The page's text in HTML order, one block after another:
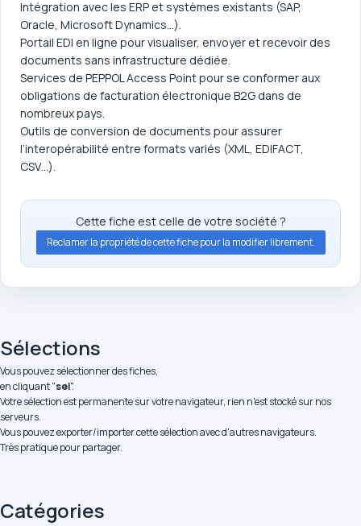
Intégration avec les ERP et systèmes existants (SAP,
Oracle, Microsoft Dynamics…).
Portail EDI en ligne pour visualiser, envoyer et recevoir des
documents sans infrastructure dédiée.
Services de PEPPOL Access Point pour se conformer aux
obligations de facturation électronique B2G dans de
nombreux pays.
Outils de conversion de documents pour assurer
l’interopérabilité entre formats variés (XML, EDIFACT,
CSV…).
Cette fiche est celle de votre société ?
Reclamer la propriété de cette fiche pour la modifier librement.
Sélections
Vous pouvez sélectionner des fiches,
en cliquant "sel".
Votre sélection est permanente sur votre navigateur, rien n'est stocké sur nos
serveurs.
Vous pouvez exporter/importer cette sélection avec d'autres navigateurs.
Très pratique pour partager.
Catégories